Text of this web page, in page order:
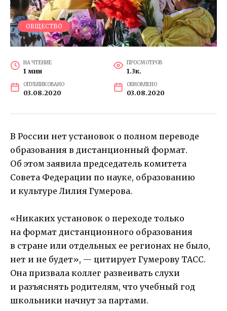
ОБЩЕСТВО
НА ЧТЕНИЕ
1 мин
ПРОСМОТРОВ
1.3к.
ОПУБЛИКОВАНО
03.08.2020
ОБНОВЛЕНО
03.08.2020
В России нет установок о полном переводе
образования в дистанционный формат.
Об этом заявила председатель комитета
Совета Федерации по науке, образованию
и культуре Лилия Гумерова.
«Никаких установок о переходе только
на формат дистанционного образования
в стране или отдельных ее регионах не было,
нет и не будет», — цитирует Гумерову ТАСС.
Она призвала коллег развеивать слухи
и разъяснять родителям, что учебный год
школьники начнут за партами.